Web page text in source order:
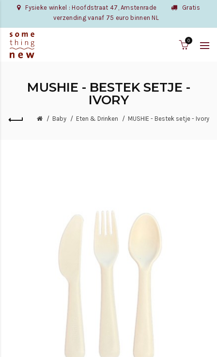
Fysieke winkel : Hoofdstraat 47, Amstenrade
Gratis
verzending vanaf 75 euro binnen NL
0
MUSHIE - BESTEK SETJE -
IVORY
Baby Eten & Drinken MUSHIE - Bestek setje - Ivory